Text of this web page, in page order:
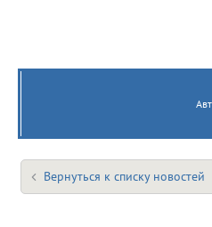
Вернуться к списку новостей